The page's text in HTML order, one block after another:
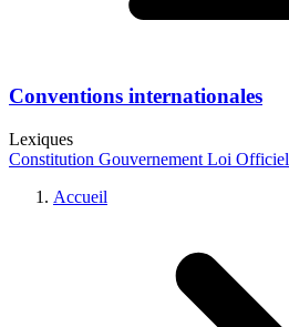
Conventions internationales
Lexiques
Constitution Gouvernement Loi Officiel
Accueil